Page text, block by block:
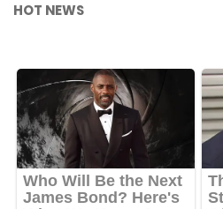
HOT NEWS